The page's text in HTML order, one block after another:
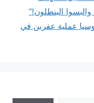
البنطلون!”
عملية عفرين في